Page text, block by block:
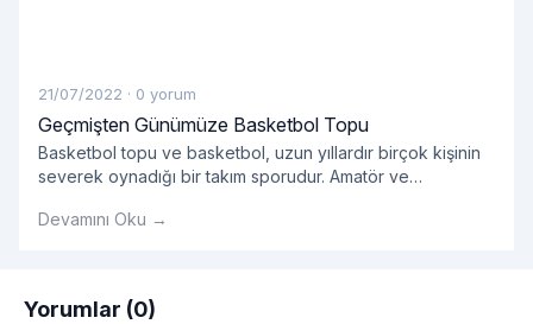
21/07/2022 · 0 yorum
Geçmişten Günümüze Basketbol Topu
Basketbol topu ve basketbol, ​​uzun yıllardır birçok kişinin
severek oynadığı bir takım sporudur. Amatör ve
basket çok önemlidir.
Devamını Oku →
Yorumlar (0)